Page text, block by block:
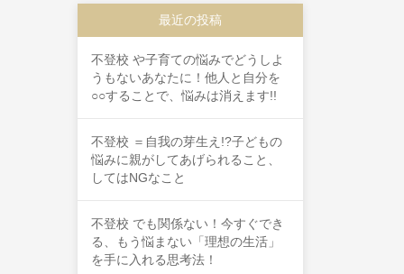
最近の投稿
不登校 や子育ての悩みでどうしよ
うもないあなたに！他人と自分を
○○することで、悩みは消えます!!
不登校 ＝自我の芽生え!?子どもの
悩みに親がしてあげられること、
してはNGなこと
不登校 でも関係ない！今すぐでき
る、もう悩まない「理想の生活」
を手に入れる思考法！